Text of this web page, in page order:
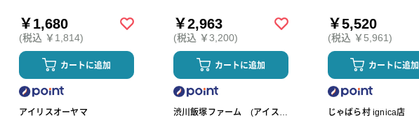
￥1,680
(税込 ￥1,814)
カートに追加
アイリスオーヤマ
￥2,963
(税込 ￥3,200)
カートに追加
渋川飯塚ファーム (アイスク
￥5,520
(税込 ￥5,961)
カートに追加
じゃばら村 ignica店